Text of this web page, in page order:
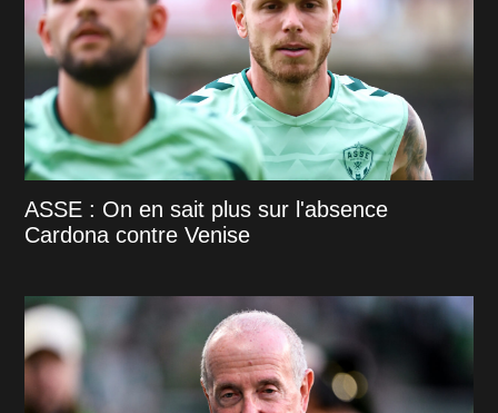
ASSE : On en sait plus sur l'absence
Cardona contre Venise